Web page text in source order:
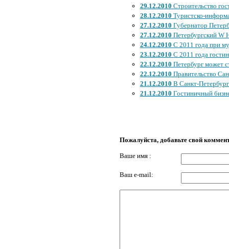
29.12.2010 Строительство
28.12.2010 Туристско-
27.12.2010 Губернатор
27.12.2010 Петербургский W
24.12.2010 С 2011 года при
23.12.2010 С 2011 года
22.12.2010 Петербург может
22.12.2010 Правительство
21.12.2010 В Санкт-
21.12.2010 Гостиничный
Пожалуйста, добавьте свой
Ваше имя :
Ваш e-mail: